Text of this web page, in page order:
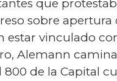
que
sobre apertura
estar vinculado
Alemann
800 de la Capital